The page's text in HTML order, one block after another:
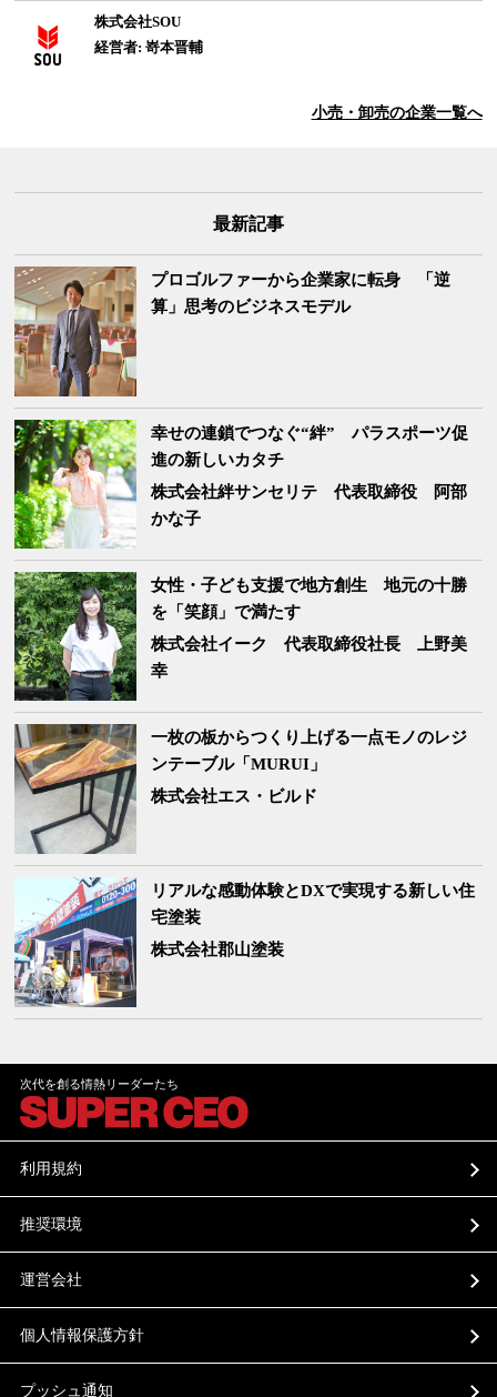
株式会社SOU
経営者: 嵜本晋輔
小売・卸売の企業一覧へ
最新記事
プロゴルファーから企業家に転身 「逆
算」思考のビジネスモデル
幸せの連鎖でつなぐ“絆” パラスポーツ促
進の新しいカタチ
株式会社絆サンセリテ
代表取締役 阿部
かな子
女性・子ども支援で地方創生 地元の十勝
を「笑顔」で満たす
株式会社イーク
代表取締役社長 上野美
幸
一枚の板からつくり上げる一点モノのレジ
ンテーブル「MURUI」
株式会社エス・ビルド
リアルな感動体験とDXで実現する新しい住
宅塗装
株式会社郡山塗装
次代を創る情熱リーダーたち
利用規約
推奨環境
運営会社
個人情報保護方針
プッシュ通知